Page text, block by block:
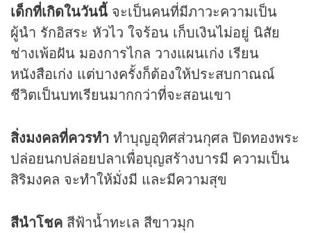
เด็กที่เกิดในวันนี้ จะเป็นคนที่มีภาวะความเป็น
ผู้นำ รักอิสระ หัวไว ใจร้อน เก็บเงินไม่อยู่ นิสัย
ช่างเพ้อฝัน มองการไกล วางแผนเก่ง เรียน
หนังสือเก่ง แต่บางครั้งก็ต้องให้ประสบกาณณ์
ชีวิตเป็นบทเรียนมากกว่าที่จะสอนเขา
สิ่งมงคลที่ควรทำ ทำบุญอุทิศส่วนกุศล ปิดทองพระ
ปล่อยนกปล่อยปลาเพื่อบุญสร้างบารมี ความเป็น
สิริมงคล จะทำให้มั่งมี และมีความสุข
สีนำโชค สีฟ้าน้ำทะเล สีขาวมุก